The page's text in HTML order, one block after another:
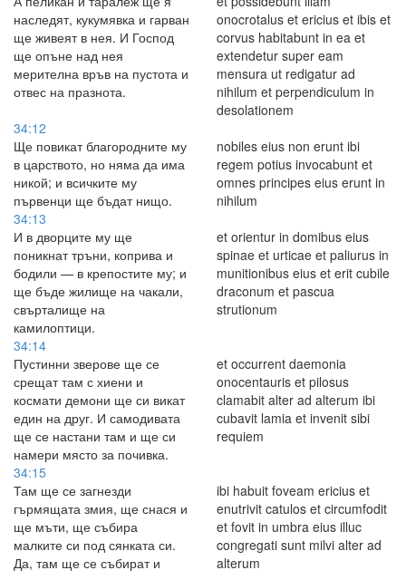
наследят, кукумявка и гарван
ще живеят в нея. И Господ
ще опъне над нея
мерителна връв на пустота и
отвес на празнота.
onocrotalus et ericius et ibis et
corvus habitabunt in ea et
extendetur super eam
mensura ut redigatur ad
nihilum et perpendiculum in
desolationem
34:12
Ще повикат благородните му
в царството, но няма да има
никой; и всичките му
първенци ще бъдат нищо.
nobiles eius non erunt ibi
regem potius invocabunt et
omnes principes eius erunt in
nihilum
34:13
И в дворците му ще
поникнат тръни, коприва и
бодили — в крепостите му; и
ще бъде жилище на чакали,
свърталище на
камилоптици.
et orientur in domibus eius
spinae et urticae et paliurus in
munitionibus eius et erit cubile
draconum et pascua
strutionum
34:14
Пустинни зверове ще се
срещат там с хиени и
космати демони ще си викат
един на друг. И самодивата
ще се настани там и ще си
намери място за почивка.
et occurrent daemonia
onocentauris et pilosus
clamabit alter ad alterum ibi
cubavit lamia et invenit sibi
requiem
34:15
Там ще се загнезди
гърмящата змия, ще снася и
ще мъти, ще събира
малките си под сянката си.
Да, там ще се събират и
ibi habuit foveam ericius et
enutrivit catulos et circumfodit
et fovit in umbra eius illuc
congregati sunt milvi alter ad
alterum